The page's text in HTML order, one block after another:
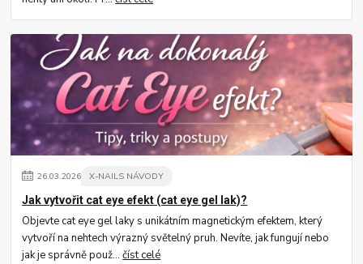
26.03.2026 X-NAILS NÁVODY
Jak vytvořit cat eye efekt (cat eye gel lak)?
Objevte cat eye gel laky s unikátním magnetickým efektem, který
vytvoří na nehtech výrazný světelný pruh. Nevíte, jak fungují nebo
jak je správně použ...číst celé